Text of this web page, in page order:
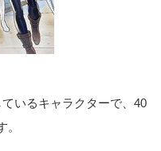
いるキャラクターで、40